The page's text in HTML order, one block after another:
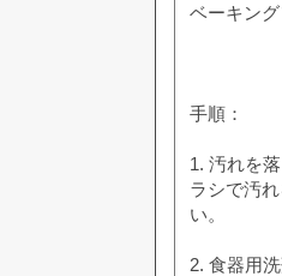
ベーキング
手順：
1. 汚れを
ラシで汚
い。
2. 食器用